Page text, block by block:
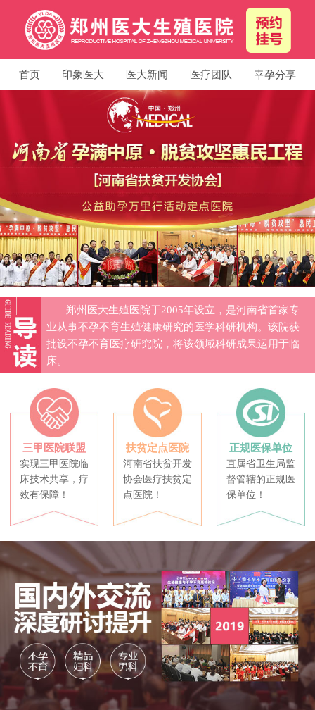
首页 | 印象医大 | 医大新闻 | 医疗团队 | 幸孕分享
郑州医大生殖医院于2005年设立，是河南省首家专
业从事不孕不育生殖健康研究的医学科研机构。该院获
批设不孕不育医疗研究院，将该领域科研成果运用于临
床。
三甲医院联盟
实现三甲医院临
床技术共享，疗
效有保障！
扶贫定点医院
河南省扶贫开发
协会医疗扶贫定
点医院！
正规医保单位
直属省卫生局监
督管辖的正规医
保单位！